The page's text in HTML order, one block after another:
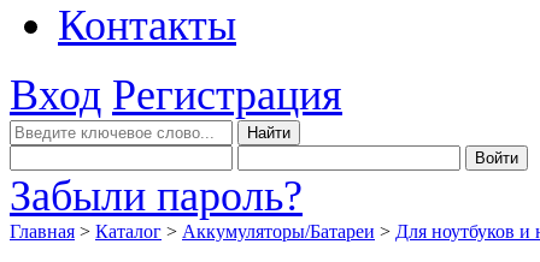
Контакты
Вход Регистрация
Забыли пароль?
Главная > Каталог > Аккумуляторы/Батареи > Для ноутбуков и